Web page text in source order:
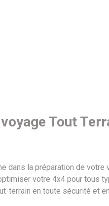
Tout
dans la préparation de votre
votre 4x4 pour tous
terrain en toute sécurité et